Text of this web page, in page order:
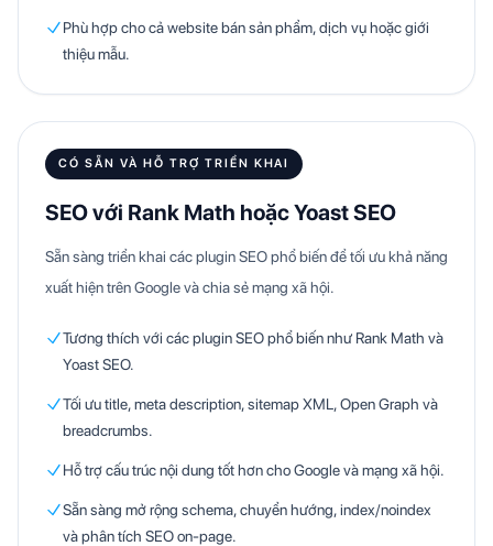
Phù hợp cho cả website bán sản phẩm, dịch vụ hoặc giới
thiệu mẫu.
CÓ SẴN VÀ HỖ TRỢ TRIỂN KHAI
SEO với Rank Math hoặc Yoast SEO
Sẵn sàng triển khai các plugin SEO phổ biến để tối ưu khả năng
xuất hiện trên Google và chia sẻ mạng xã hội.
Tương thích với các plugin SEO phổ biến như Rank Math và
Yoast SEO.
Tối ưu title, meta description, sitemap XML, Open Graph và
breadcrumbs.
Hỗ trợ cấu trúc nội dung tốt hơn cho Google và mạng xã hội.
Sẵn sàng mở rộng schema, chuyển hướng, index/noindex
và phân tích SEO on-page.